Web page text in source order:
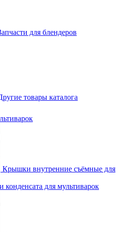
для блендеров
товары каталога
Крышки внутренние съёмные для
конденсата для мультиварок